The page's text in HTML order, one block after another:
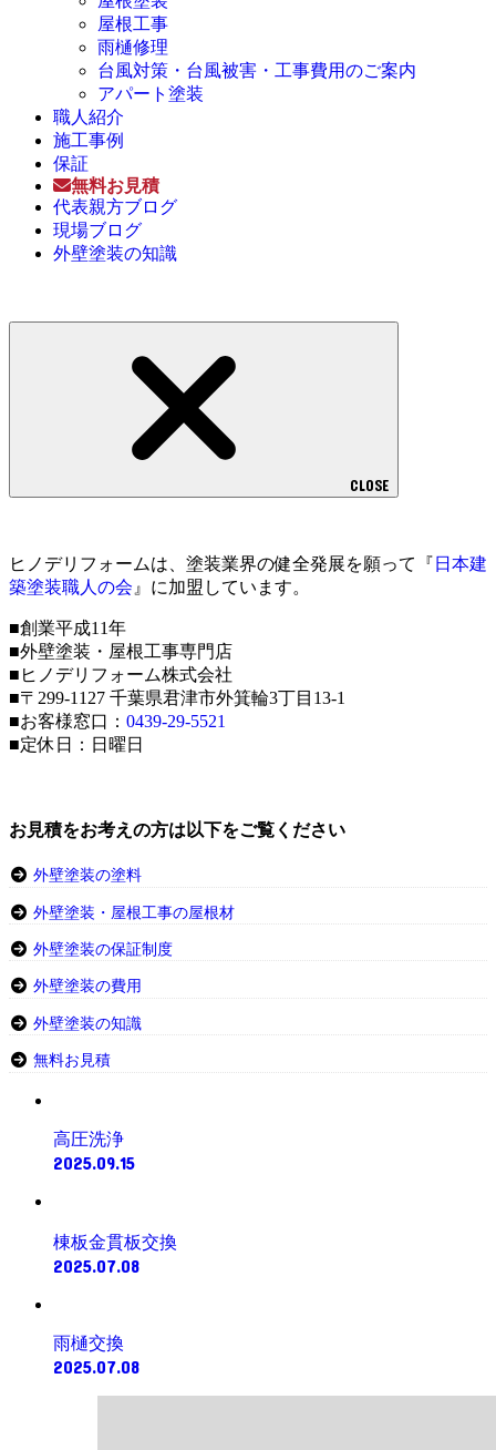
屋根工事
雨樋修理
台風対策・台風被害・工事費用のご案内
アパート塗装
職人紹介
施工事例
保証
無料お見積
代表親方ブログ
現場ブログ
外壁塗装の知識
CLOSE
ヒノデリフォームは、塗装業界の健全発展を願って『 日本建
築塗装職人の会 』に加盟しています。
■創業平成11年
■外壁塗装・屋根工事専門店
■ヒノデリフォーム株式会社
■〒299-1127 千葉県君津市外箕輪3丁目13-1
■お客様窓口： 0439-29-5521
■定休日：日曜日
お見積をお考えの方は以下をご覧ください
外壁塗装の塗料
外壁塗装・屋根工事の屋根材
外壁塗装の保証制度
外壁塗装の費用
外壁塗装の知識
無料お見積
高圧洗浄
2025.09.15
棟板金貫板交換
2025.07.08
雨樋交換
2025.07.08